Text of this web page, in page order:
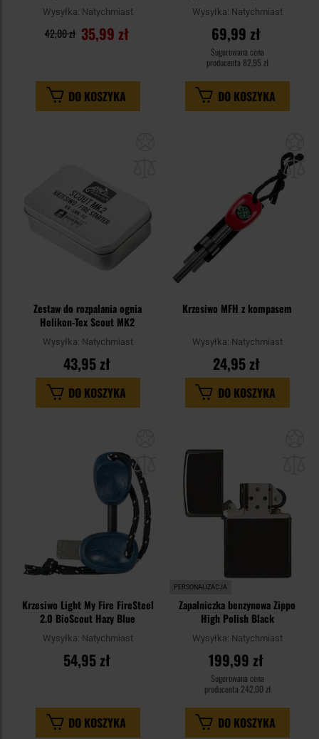
Wysyłka: Natychmiast
35,99 zł
42,00 zł
DO KOSZYKA
Wysyłka: Natychmiast
69,99 zł
Sugerowana cena
producenta 82,95 zł
DO KOSZYKA
Zestaw do rozpalania ognia
Helikon-Tex Scout MK2
Wysyłka: Natychmiast
43,95 zł
DO KOSZYKA
do
Krzesiwo MFH z kompasem
Wysyłka: Natychmiast
24,95 zł
DO KOSZYKA
schowka
Krzesiwo Light My Fire FireSteel
2.0 BioScout Hazy Blue
Wysyłka: Natychmiast
54,95 zł
DO KOSZYKA
PERSONALIZACJA
Zapalniczka benzynowa Zippo
High Polish Black
Wysyłka: Natychmiast
199,99 zł
Sugerowana cena
producenta 242,00 zł
DO KOSZYKA